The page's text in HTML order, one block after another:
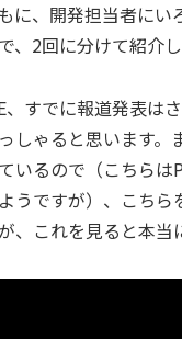
に、開発担当者にい
、2回に分けて紹介し
、すでに報道発表は
しゃると思います。
いるので（こちらは
うですが）、こちら
、これを見ると本当